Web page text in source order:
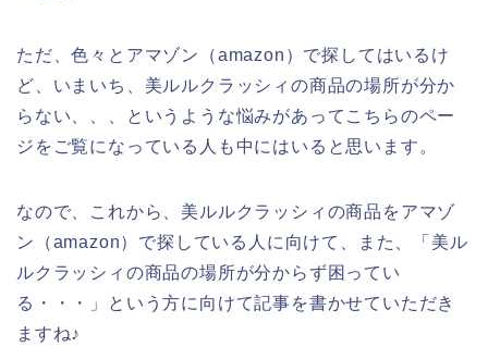
ただ、色々とアマゾン（amazon）で探してはいるけ
ど、いまいち、美ルルクラッシィの商品の場所が分か
らない、、、というような悩みがあってこちらのペー
ジをご覧になっている人も中にはいると思います。
なので、これから、美ルルクラッシィの商品をアマゾ
ン（amazon）で探している人に向けて、また、「美ル
ルクラッシィの商品の場所が分からず困ってい
る・・・」という方に向けて記事を書かせていただき
ますね♪